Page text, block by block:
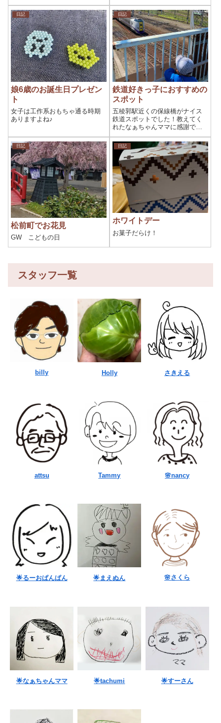
日記
娘6歳のお誕生日プレゼン
ト
女子は工作系おもちゃ通る時期
ありますよね♪
日記
鉄道好きっ子におすすめの
スポット
五稜郭駅近くの保線橋がナイス
鉄道スポットでした！教えてく
れたなぁちゃんママに感謝で
す！
日記
松前町でお花見
GW こどもの日
日記
ホワイトデー
お菓子だらけ！
スタッフ一覧
billy Holly さきえる
attsu Tammy 🌸nancy
🌟るーおぱんぱん 🌟まえぬん 🌸さくら
🌟なぁちゃんママ 🌟tachumi 🌟すーさん